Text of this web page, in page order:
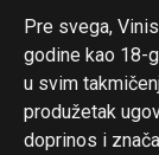
Pre svega,
godine kao 18-
u svim
produžetak
doprinos i